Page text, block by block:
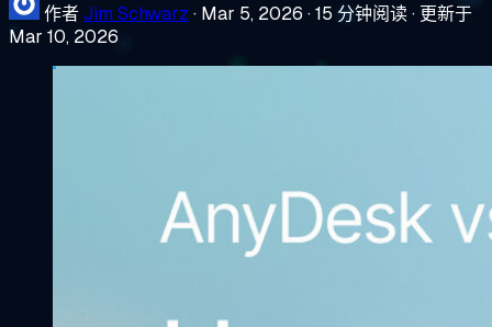
作者Jim Schwarz · Mar 5, 2026 ·15 分钟阅读· 更新于
Mar 10, 2026